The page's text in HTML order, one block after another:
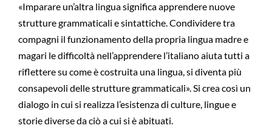
«Imparare un’altra lingua significa apprendere nuove
strutture grammaticali e sintattiche. Condividere tra
compagni il funzionamento della propria lingua madre e
magari le difficoltà nell’apprendere l’italiano aiuta tutti a
riflettere su come è costruita una lingua, si diventa più
consapevoli delle strutture grammaticali». Si crea così un
dialogo in cui si realizza l’esistenza di culture, lingue e
storie diverse da ciò a cui si è abituati.